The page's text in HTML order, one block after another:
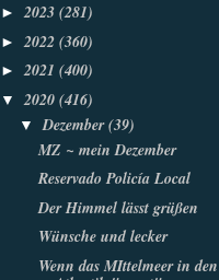
► 2023 (281)
► 2022 (360)
► 2021 (400)
▼ 2020 (416)
▼ Dezember(39)
MZ ~ mein Dezember
Reservado Policía Local
Der Himmel lässt grüßen
Wünsche und lecker
Wenn das MIttelmeer in den